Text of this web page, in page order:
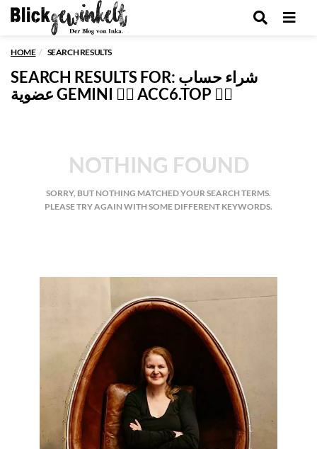
Menu
HOME SEARCH RESULTS
SEARCH RESULTS FOR: شراء حساب
عضوية GEMINI 👉🏿 ACC6.TOP 👈🏿
NOTHING FOUND
SORRY, BUT NOTHING MATCHED YOUR SEARCH TERMS.
PLEASE TRY AGAIN WITH SOME DIFFERENT KEYWORDS.